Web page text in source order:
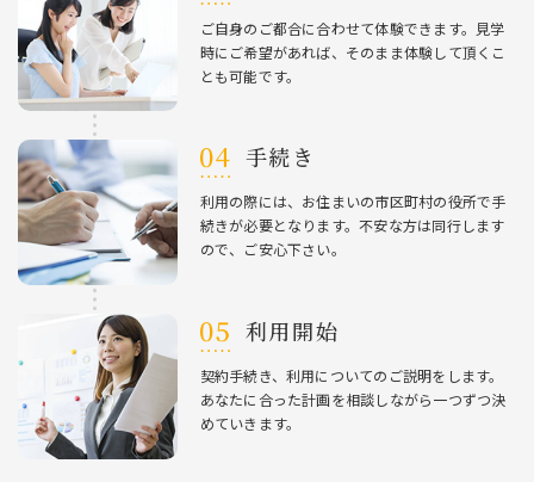
ご⾃⾝のご都合に合わせて体験できます。⾒学
時にご希望があれば、そのまま体験して頂くこ
とも可能です。
⼿続き
利⽤の際には、お住まいの市区町村の役所で⼿
続きが必要となります。不安な⽅は同⾏します
ので、ご安⼼下さい。
利⽤開始
契約⼿続き、利⽤についてのご説明をします。
あなたに合った計画を相談しながら⼀つずつ決
めていきます。